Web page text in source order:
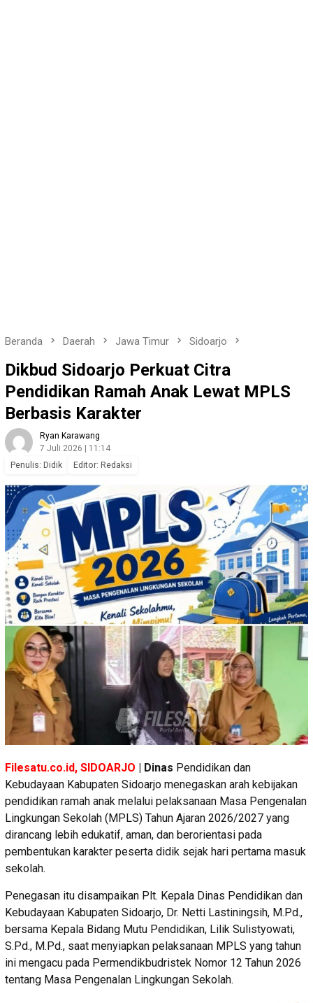
Beranda Daerah Jawa Timur Sidoarjo
Dikbud Sidoarjo Perkuat Citra
Pendidikan Ramah Anak Lewat MPLS
Berbasis Karakter
Ryan Karawang
7 Juli 2026 | 11:14
Penulis: Didik Editor: Redaksi
Filesatu.co.id, SIDOARJO | Dinas Pendidikan dan
Kebudayaan Kabupaten Sidoarjo menegaskan arah kebijakan
pendidikan ramah anak melalui pelaksanaan Masa Pengenalan
Lingkungan Sekolah (MPLS) Tahun Ajaran 2026/2027 yang
dirancang lebih edukatif, aman, dan berorientasi pada
pembentukan karakter peserta didik sejak hari pertama masuk
sekolah.
Penegasan itu disampaikan Plt. Kepala Dinas Pendidikan dan
Kebudayaan Kabupaten Sidoarjo, Dr. Netti Lastiningsih, M.Pd.,
bersama Kepala Bidang Mutu Pendidikan, Lilik Sulistyowati,
S.Pd., M.Pd., saat menyiapkan pelaksanaan MPLS yang tahun
ini mengacu pada Permendikbudristek Nomor 12 Tahun 2026
tentang Masa Pengenalan Lingkungan Sekolah.